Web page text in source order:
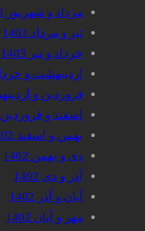
مرداد و شهریور 1403
تیر و مرداد 1403
خرداد و تیر 1403
اردیبهشت و خرداد
فروردین و
اسفند و فروردین 1402
بهمن و اسفند 1402
دی و بهمن 1402
آذر و دی 1402
آبان و آذر 1402
مهر و آبان 1402